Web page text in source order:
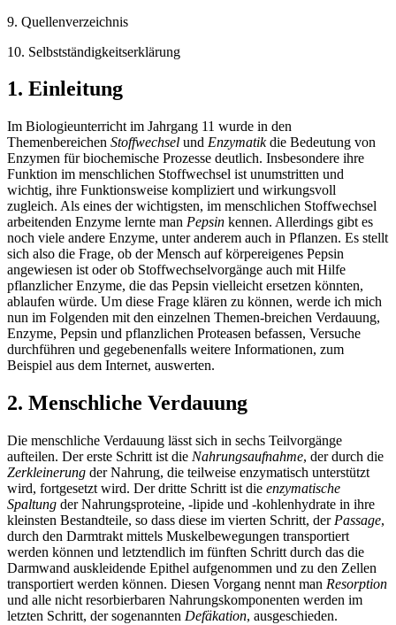
9. Quellenverzeichnis
10. Selbstständigkeitserklärung
1. Einleitung
Im Biologieunterricht im Jahrgang 11 wurde in den
Themenbereichen Stoffwechsel und Enzymatikdie Bedeutung von
Enzymen für biochemische Prozesse deutlich. Insbesondere ihre
Funktion im menschlichen Stoffwechsel ist unumstritten und
wichtig, ihre Funktionsweise kompliziert und wirkungsvoll
zugleich. Als eines der wichtigsten, im menschlichen Stoffwechsel
arbeitenden Enzyme lernte man Pepsin kennen. Allerdings gibt es
noch viele andere Enzyme, unter anderem auch in Pflanzen. Es stellt
sich also die Frage, ob der Mensch auf körpereigenes Pepsin
angewiesen ist oder ob Stoffwechselvorgänge auch mit Hilfe
pflanzlicher Enzyme, die das Pepsin vielleicht ersetzen könnten,
ablaufen würde. Um diese Frage klären zu können, werde ich mich
nun im Folgenden mit den einzelnen Themen-breichen Verdauung,
Enzyme, Pepsin und pflanzlichen Proteasen befassen, Versuche
durchführen und gegebenenfalls weitere Informationen, zum
Beispiel aus dem Internet, auswerten.
2. Menschliche Verdauung
Die menschliche Verdauung lässt sich in sechs Teilvorgänge
aufteilen. Der erste Schritt ist die Nahrungsaufnahme, der durch die
Zerkleinerung der Nahrung, die teilweise enzymatisch unterstützt
wird, fortgesetzt wird. Der dritte Schritt ist die enzymatische
Spaltung der Nahrungsproteine, -lipide und -kohlenhydrate in ihre
kleinsten Bestandteile, so dass diese im vierten Schritt, der Passage,
durch den Darmtrakt mittels Muskelbewegungen transportiert
werden können und letztendlich im fünften Schritt durch das die
Darmwand auskleidende Epithel aufgenommen und zu den Zellen
transportiert werden können. Diesen Vorgang nennt man Resorption
und alle nicht resorbierbaren Nahrungskomponenten werden im
letzten Schritt, der sogenannten Defäkation, ausgeschieden.